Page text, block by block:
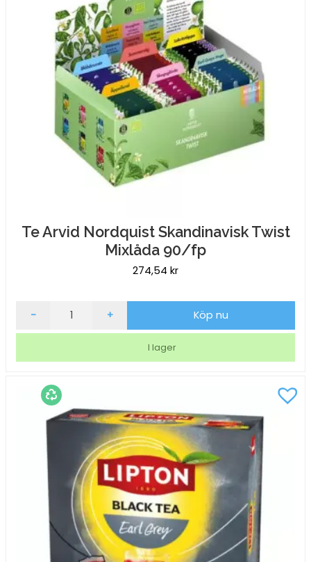
Te Arvid Nordquist Skandinavisk Twist
Mixlåda 90/fp
274,54 kr
Te
mängd
- + Köp nu
I lager